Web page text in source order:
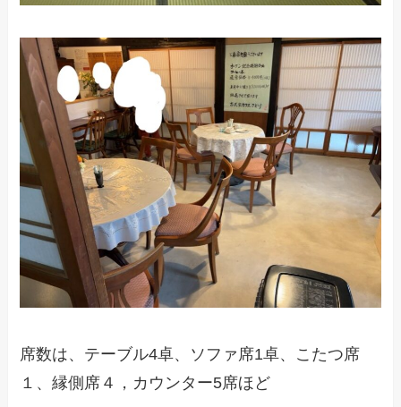
席数は、テーブル4卓、ソファ席1卓、こたつ席
１、縁側席４，カウンター5席ほど